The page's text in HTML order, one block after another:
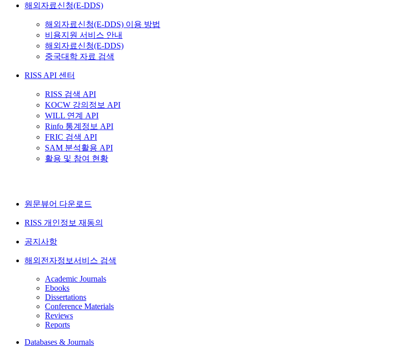
해외자료신청(E-DDS)
해외자료신청(E-DDS) 이용 방법
비용지원 서비스 안내
해외자료신청(E-DDS)
중국대학 자료 검색
RISS API 센터
RISS 검색 API
KOCW 강의정보 API
WILL 연계 API
Rinfo 통계정보 API
FRIC 검색 API
SAM 분석활용 API
활용 및 참여 현황
원문뷰어 다운로드
RISS 개인정보 재동의
공지사항
해외전자정보서비스 검색
Academic Journals
Ebooks
Dissertations
Conference Materials
Reviews
Reports
Databases & Journals